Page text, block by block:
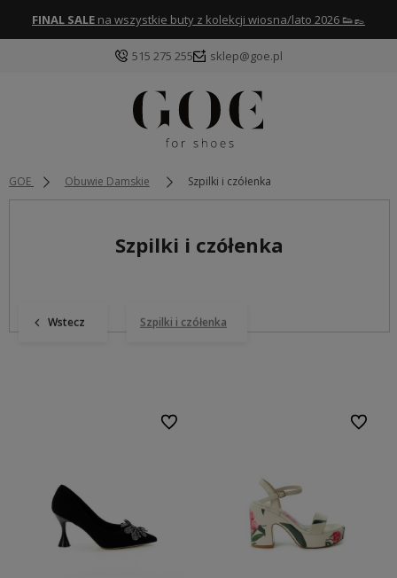
FINAL SALE na wszystkie buty z kolekcji wiosna/lato 2026 👟👞
515 275 255 sklep@goe.pl
GOE Obuwie Damskie Szpilki i czółenka
Szpilki i czółenka
Wstecz Szpilki i czółenka
Do ulubionych Do